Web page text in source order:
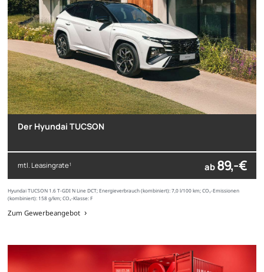
Der Hyundai TUCSON
mtl. Leasingrate1 ab 89,- €
Hyundai TUCSON 1.6 T-GDI N Line DCT; Energieverbrauch (kombiniert): 7,0 l/100 km; CO₂-Emissionen
(kombiniert): 158 g/km; CO₂-Klasse: F
Zum Gewerbeangebot